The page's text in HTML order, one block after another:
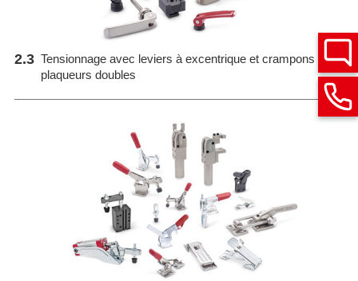
2.3 Tensionnage avec leviers à excentrique et crampons
plaqueurs doubles